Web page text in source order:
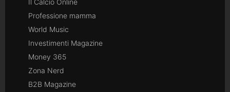
Professione mamma
World Music
Investimenti Magazine
Money 365
Zona Nerd
B2B Magazine